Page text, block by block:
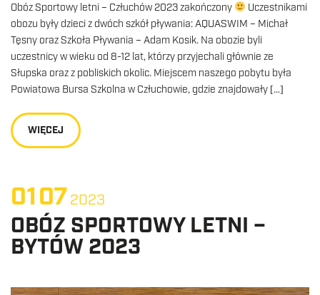
Obóz Sportowy letni – Człuchów 2023 zakończony
Uczestnikami
obozu były dzieci z dwóch szkół pływania: AQUASWIM – Michał
Tęsny oraz Szkoła Pływania – Adam Kosik. Na obozie byli
uczestnicy w wieku od 8-12 lat, którzy przyjechali głównie ze
Słupska oraz z pobliskich okolic. Miejscem naszego pobytu była
Powiatowa Bursa Szkolna w Człuchowie, gdzie znajdowały […]
WIĘCEJ
01072023
OBÓZ SPORTOWY LETNI –
BYTÓW 2023